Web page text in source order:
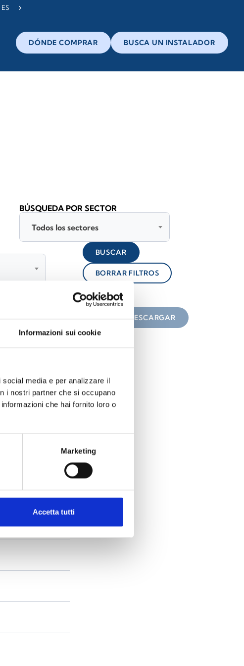
Informazioni sui cookie
media e per analizzare il
i nostri partner che si occupano
che hai fornito loro o
Marketing
Accetta tutti
ES
DÓNDE COMPRAR BUSCA UN INSTALADOR
DESCARGAR
BÚSQUEDA POR SECTOR
Todos los sectores
BUSCAR
BORRAR FILTROS